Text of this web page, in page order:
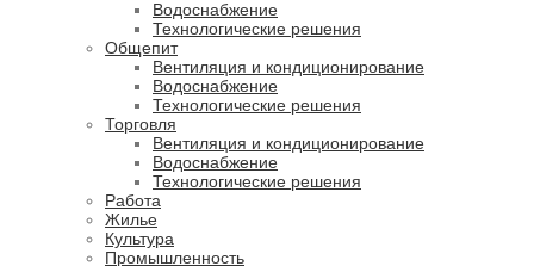
Водоснабжение
Технологические решения
Общепит
Вентиляция и кондиционирование
Водоснабжение
Технологические решения
Торговля
Вентиляция и кондиционирование
Водоснабжение
Технологические решения
Работа
Жилье
Культура
Промышленность